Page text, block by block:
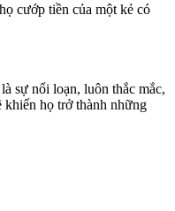
cướp tiền của một kẻ có
sự nổi loạn, luôn thắc mắc,
khiến họ trở thành những